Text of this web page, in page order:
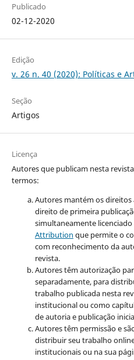
Publicado
02-12-2020
Edição
v. 26 n. 40 (2020): Políticas e
Seção
Artigos
Licença
Autores que publicam nesta
termos:
Autores mantém os direitos
direito de primeira
simultaneamente licenciado
Attribution que permite o
com reconhecimento da
revista.
Autores têm autorização
separadamente, para
trabalho publicada nesta
institucional ou como
de autoria e publicação
Autores têm permissão e
distribuir seu trabalho
institucionais ou na sua